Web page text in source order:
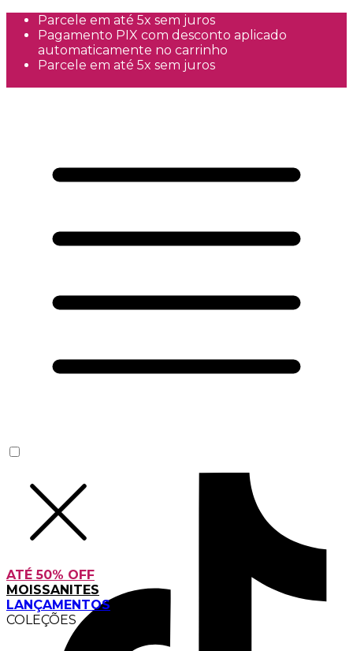
Parcele em até 5x sem juros
Pagamento PIX com desconto aplicado
automaticamente no carrinho
Parcele em até 5x sem juros
ATÉ 50% OFF
MOISSANITES
LANÇAMENTOS
COLEÇÕES